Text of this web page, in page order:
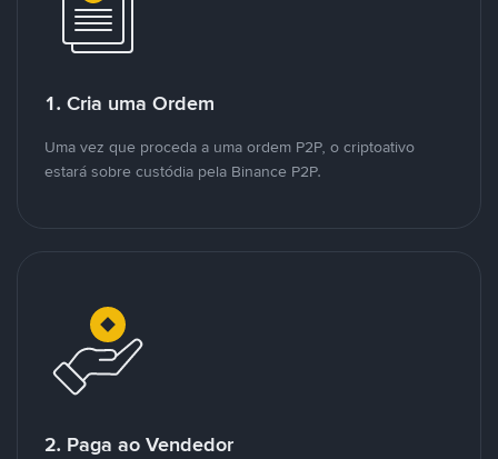
1. Cria uma Ordem
Uma vez que proceda a uma ordem P2P, o criptoativo
estará sobre custódia pela Binance P2P.
2. Paga ao Vendedor